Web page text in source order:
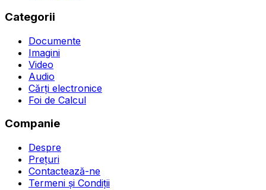
Categorii
Documente
Imagini
Video
Audio
Cărți electronice
Foi de Calcul
Companie
Despre
Prețuri
Contactează-ne
Termeni și Condiții